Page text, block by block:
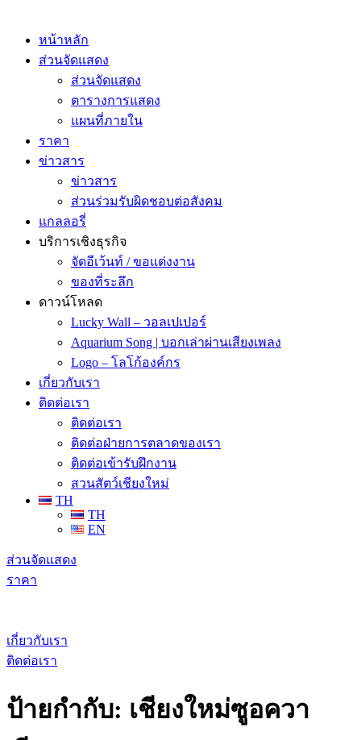
หน้าหลัก
ส่วนจัดแสดง
ส่วนจัดแสดง
ตารางการแสดง
แผนที่ภายใน
ราคา
ข่าวสาร
ข่าวสาร
ส่วนร่วมรับผิดชอบต่อสังคม
แกลลอรี่
บริการเชิงธุรกิจ
จัดอีเว้นท์ / ขอแต่งงาน
ของที่ระลึก
ดาวน์โหลด
Lucky Wall – วอลเปเปอร์
Aquarium Song | บอกเล่าผ่านเสียงเพลง
Logo – โลโก้องค์กร
เกี่ยวกับเรา
ติดต่อเรา
ติดต่อเรา
ติดต่อฝ่ายการตลาดของเรา
ติดต่อเข้ารับฝึกงาน
สวนสัตว์เชียงใหม่
TH
TH
EN
ส่วนจัดแสดง
ราคา
เกี่ยวกับเรา
ติดต่อเรา
ป้ายกำกับ: เชียงใหม่ซูอควา